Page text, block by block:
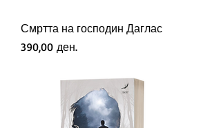
Смртта на господин Даглас
Price
390,00 ден.